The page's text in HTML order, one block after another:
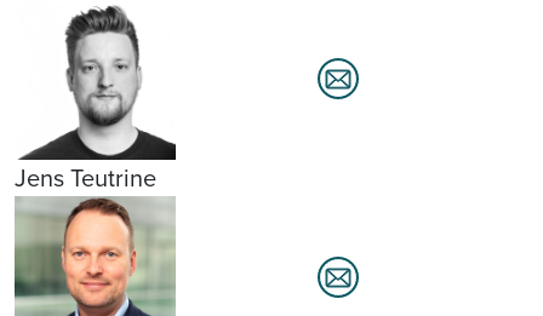
Jens Teutrine